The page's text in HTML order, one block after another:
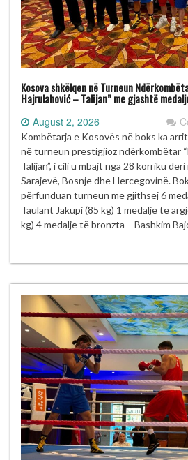
Kosova shkëlqen në Turneun
Hajrulahović – Talijan” me gjashtë
August 2, 2026
Kombëtarja e Kosovës në boks ka
në turneun prestigjioz ndërkombëtar
Talijan”, i cili u mbajt nga 28 korriku
Sarajevë, Bosnje dhe Hercegovinë.
përfunduan turneun me gjithsej 6
Taulant Jakupi (85 kg) 1 medalje të
kg) 4 medalje të bronzta – Bashkim